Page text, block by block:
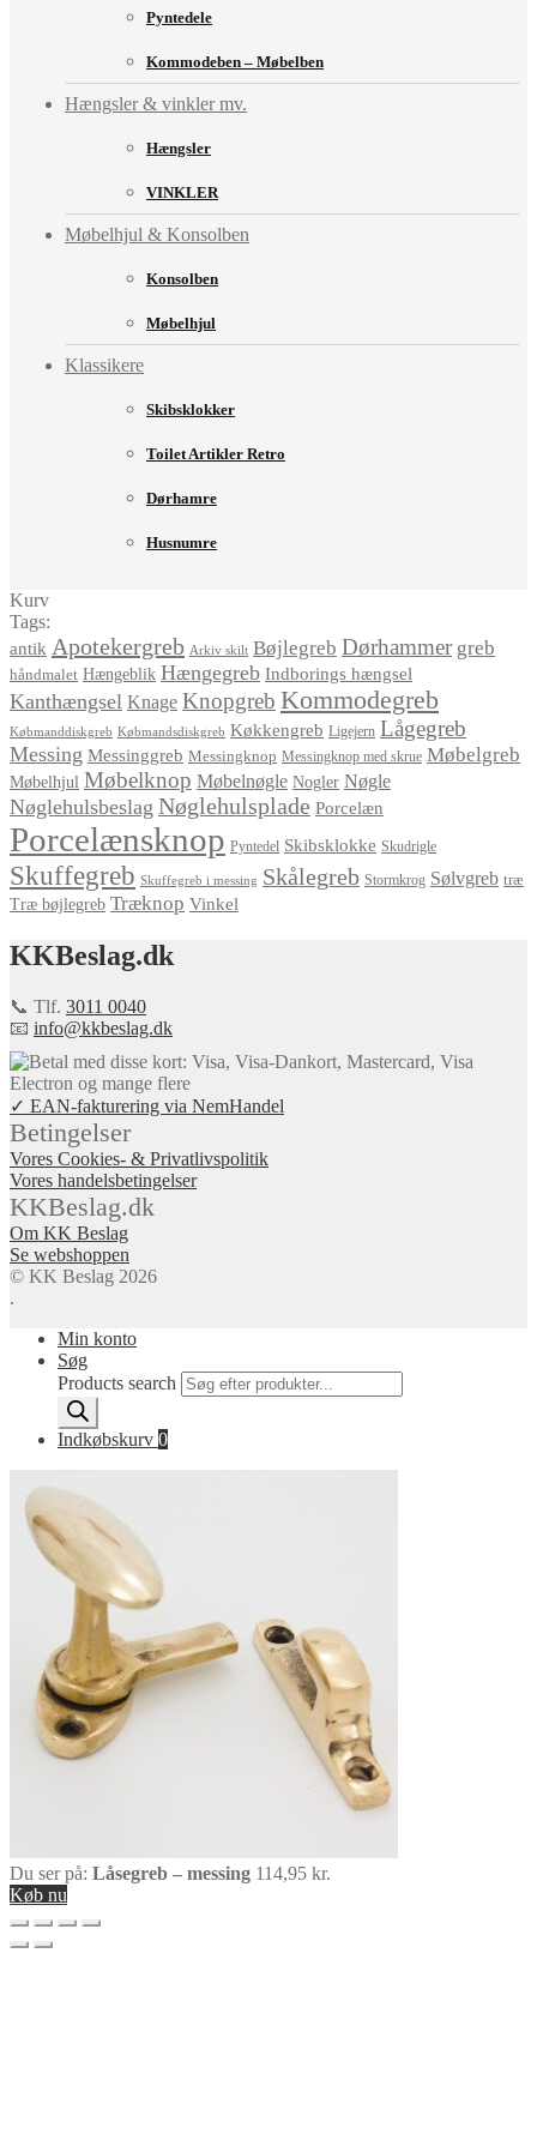
Pyntedele
Kommodeben – Møbelben
Hængsler & vinkler mv.
Hængsler
VINKLER
Møbelhjul & Konsolben
Konsolben
Møbelhjul
Klassikere
Skibsklokker
Toilet Artikler Retro
Dørhamre
Husnumre
Kurv
Tags:
antik Apotekergreb Arkiv skilt Bøjlegreb Dørhammer greb
håndmalet Hængeblik Hængegreb Indborings hængsel
Kanthængsel Knage Knopgreb Kommodegreb
Købmanddiskgreb Købmandsdiskgreb Køkkengreb Ligejern Lågegreb
Messing Messinggreb Messingknop Messingknop med skrue Møbelgreb
Møbelhjul Møbelknop Møbelnøgle Nogler Nøgle
Nøglehulsbeslag Nøglehulsplade Porcelæn
Porcelænsknop Pyntedel Skibsklokke Skudrigle
Skuffegreb Skuffegreb i messing Skålegreb Stormkrog Sølvgreb træ
Træ bøjlegreb Træknop Vinkel
KKBeslag.dk
📞 Tlf. 3011 0040
📧 info@kkbeslag.dk
✓ EAN-fakturering via NemHandel
Betingelser
Vores Cookies- & Privatlivspolitik
Vores handelsbetingelser
KKBeslag.dk
Om KK Beslag
Se webshoppen
© KK Beslag 2026
.
Min konto
Søg
Products search
Indkøbskurv 0
Du ser på: Låsegreb – messing 114,95 kr.
Køb nu